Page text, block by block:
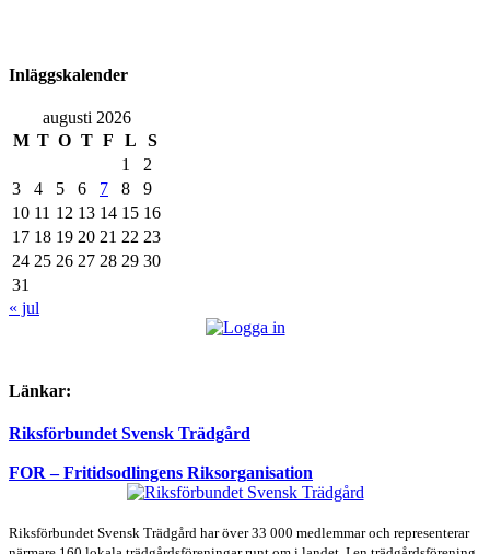
Inläggskalender
augusti 2026
M T O T F L
S
1
2
3
4 5 6 7 8
9
10 11 12 13 14 15 16
17 18 19 20 21 22 23
24 25 26 27 28 29 30
31
« jul
Länkar:
Riksförbundet Svensk Trädgård
FOR – Fritidsodlingens Riksorganisation
Riksförbundet Svensk Trädgård har över 33 000 medlemmar och representerar